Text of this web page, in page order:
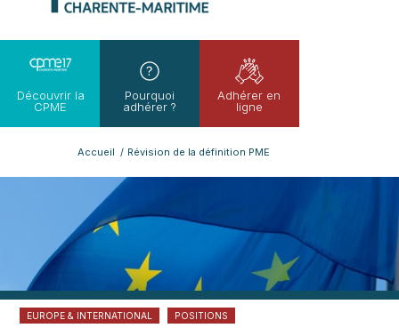
Découvrir la
CPME
Pourquoi
adhérer ?
Adhérer en
ligne
Accueil / Révision de la définition PME
EUROPE & INTERNATIONAL POSITIONS